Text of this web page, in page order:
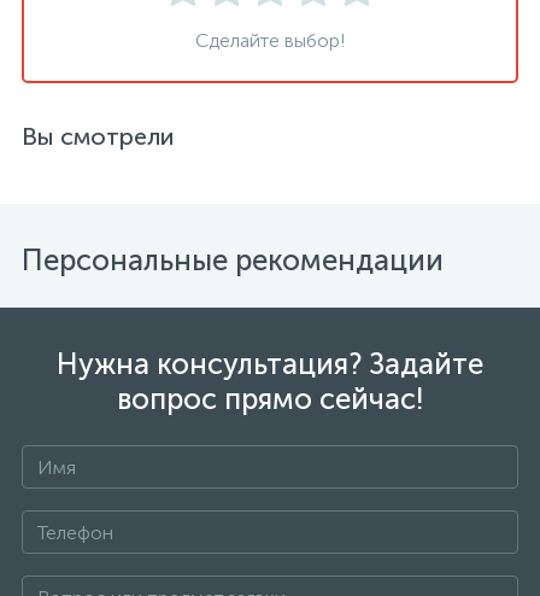
Сделайте выбор!
Вы смотрели
Персональные рекомендации
Нужна консультация? Задайте
вопрос прямо сейчас!